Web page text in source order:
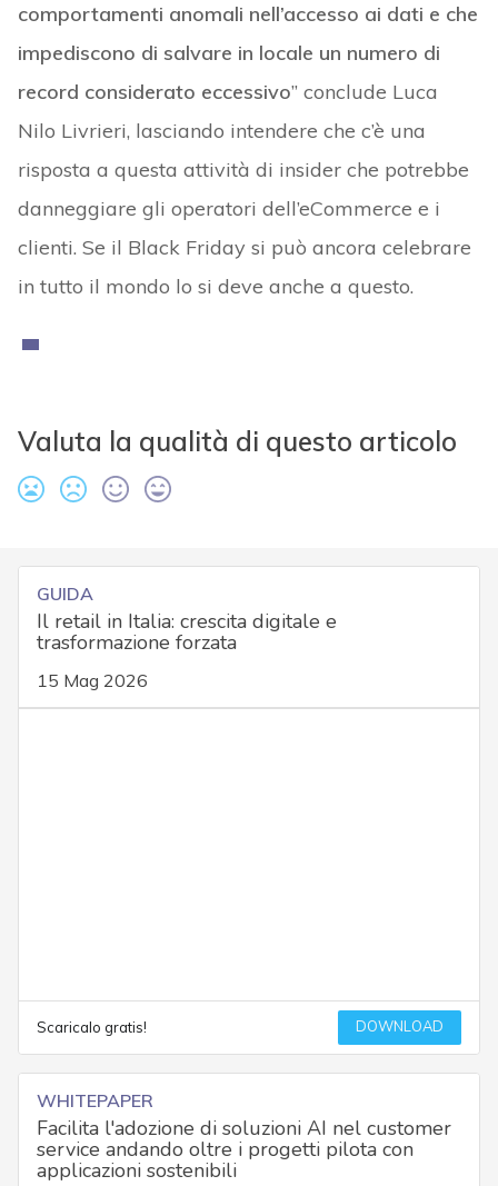
comportamenti anomali nell’accesso ai dati e che
impediscono di salvare in locale un numero di
record considerato eccessivo” conclude Luca
Nilo Livrieri, lasciando intendere che c’è una
risposta a questa attività di insider che potrebbe
danneggiare gli operatori dell’eCommerce e i
clienti. Se il Black Friday si può ancora celebrare
in tutto il mondo lo si deve anche a questo.
Valuta la qualità di questo articolo
GUIDA
Il retail in Italia: crescita digitale e
trasformazione forzata
15 Mag 2026
Scaricalo gratis! DOWNLOAD
WHITEPAPER
Facilita l'adozione di soluzioni AI nel customer
service andando oltre i progetti pilota con
applicazioni sostenibili